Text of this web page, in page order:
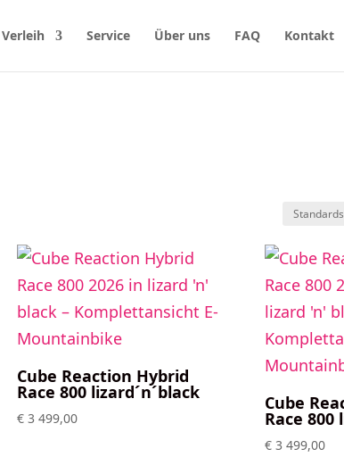
Verleih Service Über uns FAQ Kontakt
Cube Reaction Hybrid
Race 800 lizard´n´black
€ 3 499,00
Cube
Race 800
€ 3 499,00